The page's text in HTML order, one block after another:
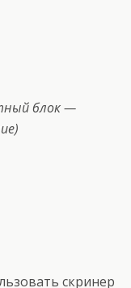
блок —
скринер